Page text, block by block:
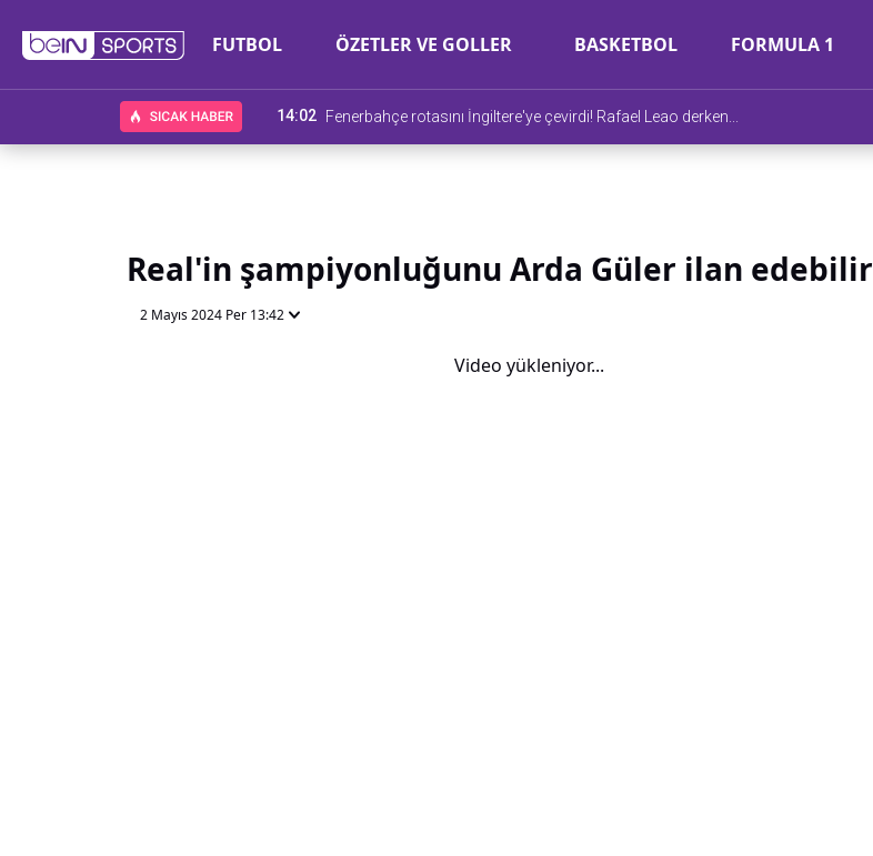
FUTBOL ÖZETLER VE GOLLER BASKETBOL FORMULA 1
14:02 Fenerbahçe rotasını İngiltere'ye çevirdi! Rafael Leao derken...
Real'in şampiyonluğunu Arda Güler ilan edebilir
2 Mayıs 2024 Per 13:42
Video yükleniyor...